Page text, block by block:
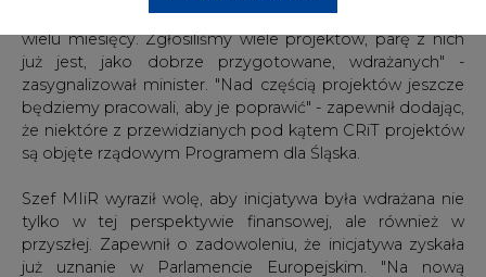
"Pracujemy nad udziałem Polski w tym programie już od
wielu miesięcy. Zgłosiliśmy wiele projektów, parę z nich
już jest, jako dobrze przygotowane, wdrażanych" -
zasygnalizował minister. "Nad częścią projektów jeszcze
będziemy pracowali, aby je poprawić" - zapewnił dodając,
że niektóre z przewidzianych pod kątem CRiT projektów
są objęte rządowym Programem dla Śląska.
Szef MIiR wyraził wolę, aby inicjatywa była wdrażana nie
tylko w tej perspektywie finansowej, ale również w
przyszłej. Zapewnił o zadowoleniu, że inicjatywa zyskała
już uznanie w Parlamencie Europejskim. "Na nową